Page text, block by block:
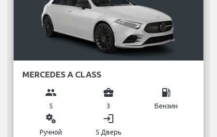
MERCEDES A CLASS
group
5
business_center
3
local_gas_station
Бензин
miscellaneous_services
Ручной
login
5 Дверь